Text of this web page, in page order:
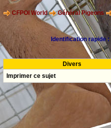
CFPOI World Général Pigeons
Identification rapide :
Divers
Imprimer ce sujet